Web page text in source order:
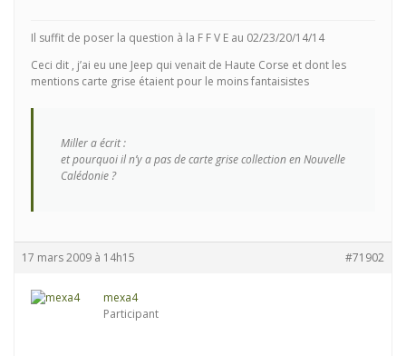
Il suffit de poser la question à la F F V E au 02/23/20/14/14
Ceci dit , j’ai eu une Jeep qui venait de Haute Corse et dont les
mentions carte grise étaient pour le moins fantaisistes
Miller a écrit :
et pourquoi il n’y a pas de carte grise collection en Nouvelle
Calédonie ?
17 mars 2009 à 14h15 #71902
mexa4
Participant